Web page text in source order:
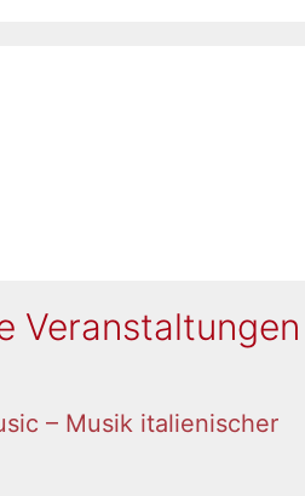
Veranstaltungen
– Musik italienischer